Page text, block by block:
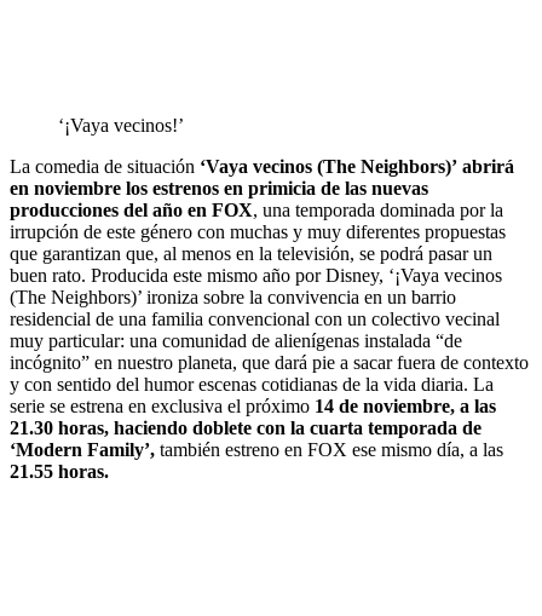
‘¡Vaya vecinos!’
La comedia de situación ‘Vaya vecinos (The Neighbors)’ abrirá
en noviembre los estrenos en primicia de las nuevas
producciones del año en FOX, una temporada dominada por la
irrupción de este género con muchas y muy diferentes propuestas
que garantizan que, al menos en la televisión, se podrá pasar un
buen rato. Producida este mismo año por Disney, ‘¡Vaya vecinos
(The Neighbors)’ ironiza sobre la convivencia en un barrio
residencial de una familia convencional con un colectivo vecinal
muy particular: una comunidad de alienígenas instalada “de
incógnito” en nuestro planeta, que dará pie a sacar fuera de contexto
y con sentido del humor escenas cotidianas de la vida diaria. La
serie se estrena en exclusiva el próximo 14 de noviembre, a las
21.30 horas, haciendo doblete con la cuarta temporada de
‘Modern Family’, también estreno en FOX ese mismo día, a las
21.55 horas.